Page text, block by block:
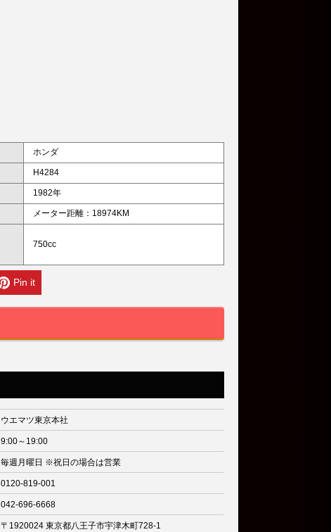
ホンダ
H4284
1982年
メーター距離：18974KM
750cc
Pin it
ウエマツ東京本社
9:00～19:00
毎週月曜日 ※祝日の場合は営業
0120-819-001
042-696-6668
〒1920024 東京都八王子市宇津木町728-1